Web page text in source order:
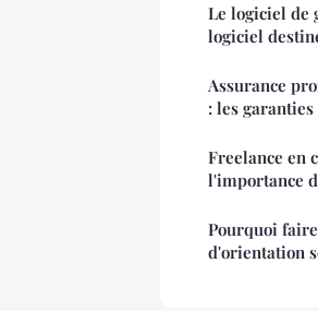
Le logiciel de
logiciel
Assurance
: les
Freelance en
l'importance
Pourquoi
d'orientation